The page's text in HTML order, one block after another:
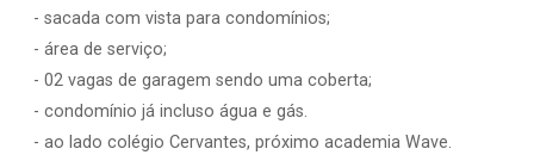
- sacada com vista para condomínios;
- área de serviço;
- 02 vagas de garagem sendo uma coberta;
- condomínio já incluso água e gás.
- ao lado colégio Cervantes, próximo academia Wave.